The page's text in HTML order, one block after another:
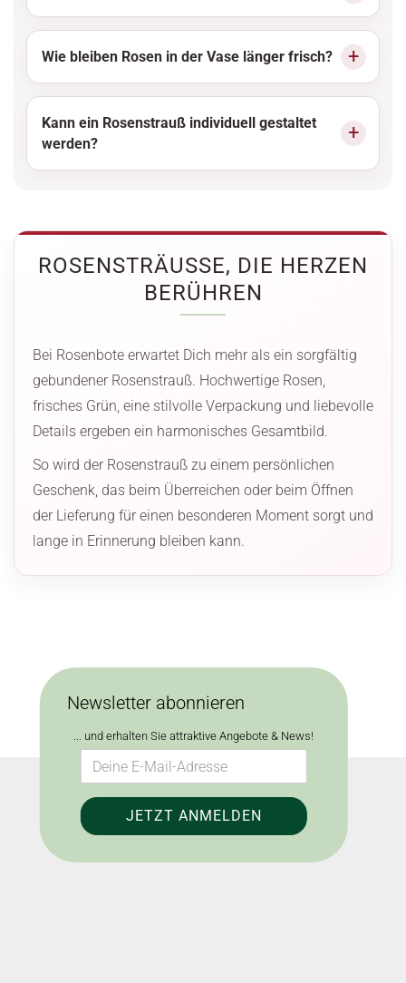
Wie bleiben Rosen in der Vase länger frisch?
Kann ein Rosenstrauß individuell gestaltet
werden?
ROSENSTRÄUSSE, DIE HERZEN B
ERÜHREN
Bei Rosenbote erwartet Dich mehr als ein sorgfältig
gebundener Rosenstrauß. Hochwertige Rosen,
frisches Grün, eine stilvolle Verpackung und liebevolle
Details ergeben ein harmonisches Gesamtbild.
So wird der Rosenstrauß zu einem persönlichen
Geschenk, das beim Überreichen oder beim Öffnen
der Lieferung für einen besonderen Moment sorgt und
lange in Erinnerung bleiben kann.
Newsletter abonnieren
... und erhalten Sie attraktive Angebote & News!